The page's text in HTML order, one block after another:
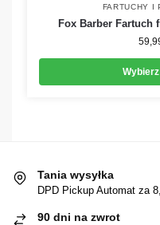
FARTUCHY I
Fox Barber Fartuch
Tania wysyłka
DPD Pickup Automat za
90 dni na zwrot